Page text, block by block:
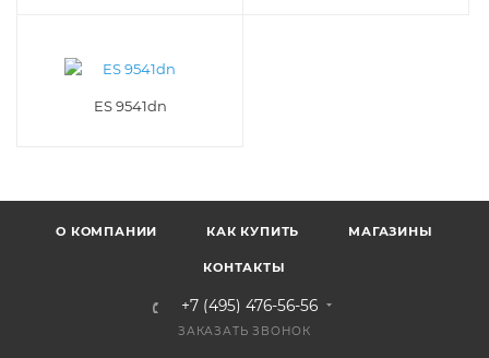
ES 9541dn
О КОМПАНИИ КАК КУПИТЬ МАГАЗИНЫ
КОНТАКТЫ
+7 (495) 476-56-56
ЗАКАЗАТЬ ЗВОНОК